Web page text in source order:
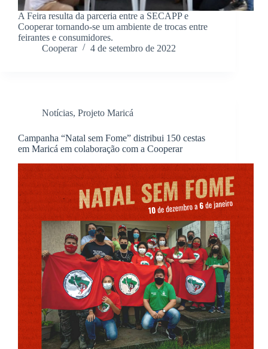
A Feira resulta da parceria entre a SECAPP e
Cooperar tornando-se um ambiente de trocas entre
feirantes e consumidores.
Cooperar
4 de setembro de 2022
Notícias, Projeto Maricá
Campanha “Natal sem Fome” distribui 150 cestas
em Maricá em colaboração com a Cooperar